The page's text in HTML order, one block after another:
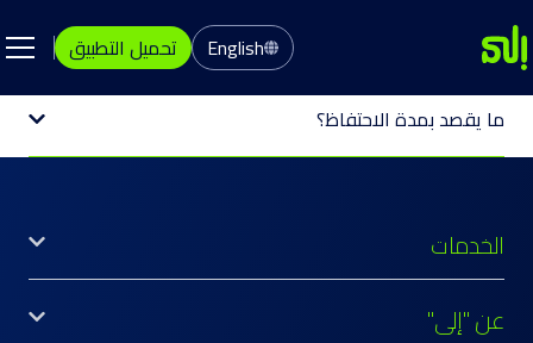
English
تحميل التطبيق
ما يقصد بمدة الاحتفاظ؟
الخدمات
عن "إلى"